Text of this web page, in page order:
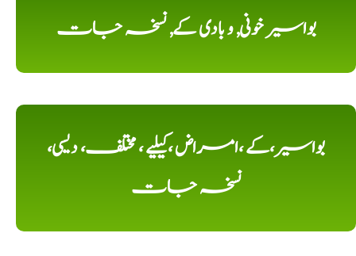
بواسیر خونی, و بادی کے, نسخہ جات
بواسیر،کے ،امراض ،کیلیے ، مختلف، دیسی،
نسخہ جات